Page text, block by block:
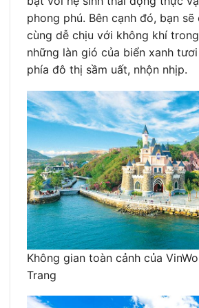
phong phú. Bên cạnh đó, bạn
cùng dễ chịu với không khí
những làn gió của biển xanh
phía đô thị sầm uất, nhộn nhịp.
Không gian toàn cảnh của
Trang